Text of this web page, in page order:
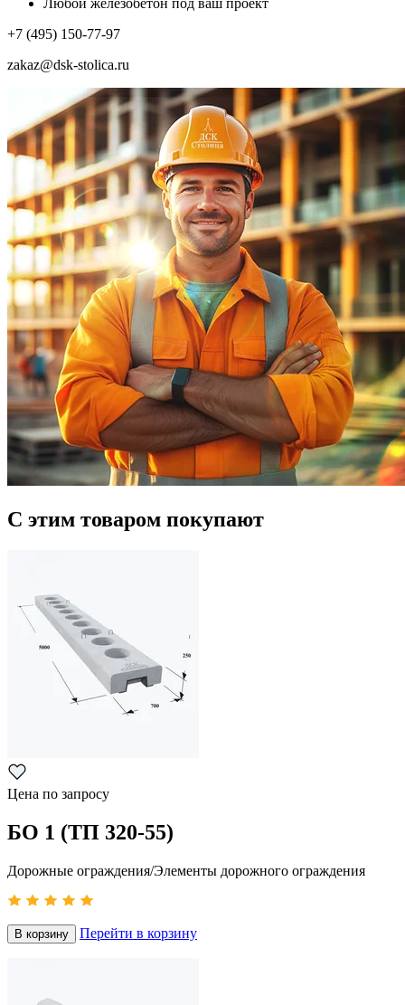
Любой железобетон под ваш проект
+7 (495) 150-77-97
zakaz@dsk-stolica.ru
С этим товаром покупают
Цена по запросу
БО 1 (ТП 320-55)
Дорожные ограждения/Элементы дорожного ограждения
В корзину Перейти в корзину